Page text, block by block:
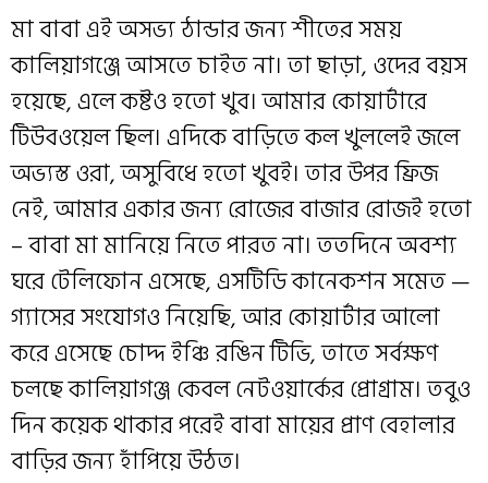
মা বাবা এই অসভ্য ঠান্ডার জন্য শীতের সময়
কালিয়াগঞ্জে আসতে চাইত না। তা ছাড়া, ওদের বয়স
হয়েছে, এলে কষ্টও হতো খুব। আমার কোয়ার্টারে
টিউবওয়েল ছিল। এদিকে বাড়িতে কল খুললেই জলে
অভ্যস্ত ওরা, অসুবিধে হতো খুবই। তার উপর ফ্রিজ
নেই, আমার একার জন্য রোজের বাজার রোজই হতো
– বাবা মা মানিয়ে নিতে পারত না। ততদিনে অবশ্য
ঘরে টেলিফোন এসেছে, এসটিডি কানেকশন সমেত —
গ্যাসের সংযোগও নিয়েছি, আর কোয়ার্টার আলো
করে এসেছে চোদ্দ ইঞ্চি রঙিন টিভি, তাতে সর্বক্ষণ
চলছে কালিয়াগঞ্জ কেবল নেটওয়ার্কের প্রোগ্রাম। তবুও
দিন কয়েক থাকার পরেই বাবা মায়ের প্রাণ বেহালার
বাড়ির জন্য হাঁপিয়ে উঠত।